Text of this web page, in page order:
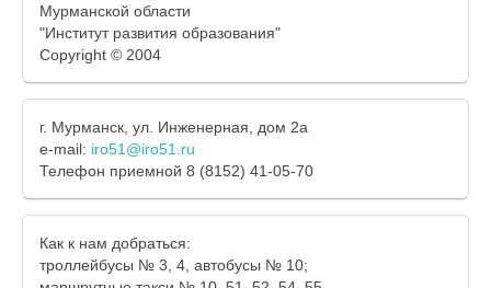
Мурманской области
"Институт развития образования"
Copyright © 2004
г. Мурманск, ул. Инженерная, дом 2а
e-mail: iro51@iro51.ru
Телефон приемной 8 (8152) 41-05-70
Как к нам добраться:
троллейбусы № 3, 4, автобусы № 10;